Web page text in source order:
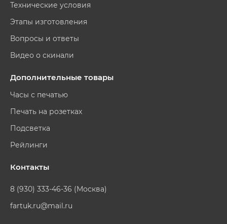
Технические условия
Этапы изготовления
Вопросы и ответы
Видео о скинали
Дополнительные товары
Часы с печатью
Печать на розетках
Подсветка
Рейлинги
Контакты
8 (930) 333-46-36 (Москва)
fartuk.ru@mail.ru